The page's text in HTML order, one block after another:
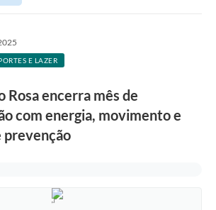
E LAZER
Rosa encerra mês de
com energia, movimento e
prevenção